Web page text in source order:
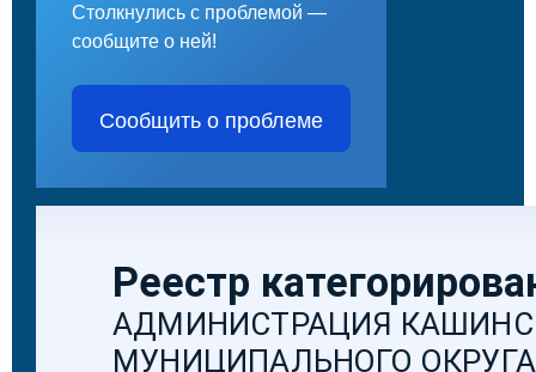
Столкнулись с проблемой —
сообщите о ней!
Сообщить о проблеме